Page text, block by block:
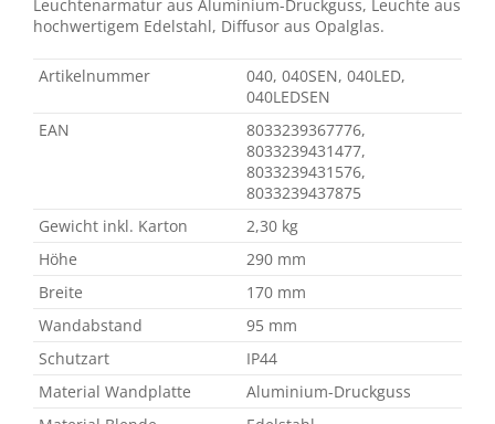
Leuchtenarmatur aus Aluminium-Druckguss, Leuchte aus
hochwertigem Edelstahl, Diffusor aus Opalglas.
Artikelnummer
040, 040SEN, 040LED,
040LEDSEN
EAN
8033239367776,
8033239431477,
8033239431576,
8033239437875
Gewicht inkl. Karton
2,30 kg
Höhe
290 mm
Breite
170 mm
Wandabstand
95 mm
Schutzart
IP44
Material Wandplatte
Aluminium-Druckguss